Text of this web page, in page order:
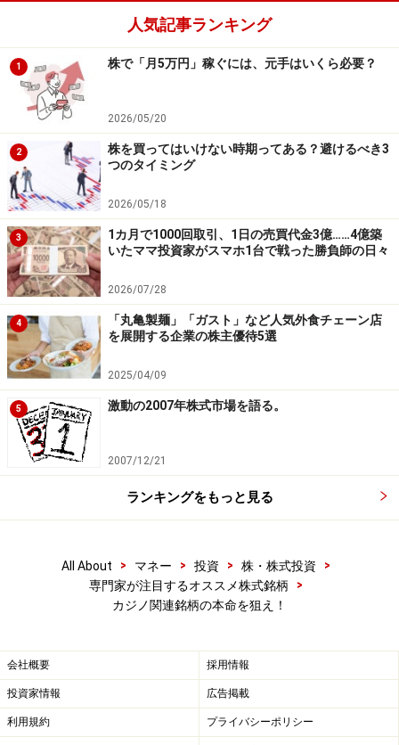
1 3 次のページへ
人気記事ランキング
1 株で「月5万円」稼ぐには、元手はいくら必要？
2026/05/20
2
株を買ってはいけない時期ってある？避けるべき3
つのタイミング
2026/05/18
3
1カ月で1000回取引、1日の売買代金3億……4億築
いたママ投資家がスマホ1台で戦った勝負師の日々
2026/07/28
4
「丸亀製麺」「ガスト」など人気外食チェーン店
を展開する企業の株主優待5選
2025/04/09
5 激動の2007年株式市場を語る。
2007/12/21
ランキングをもっと見る
All About > マネー > 投資 > 株・株式投資
>
専門家が注目するオススメ株式銘柄
>
カジノ関連銘柄の本命を狙え！
会社概要 採用情報
投資家情報 広告掲載
利用規約 プライバシーポリシー